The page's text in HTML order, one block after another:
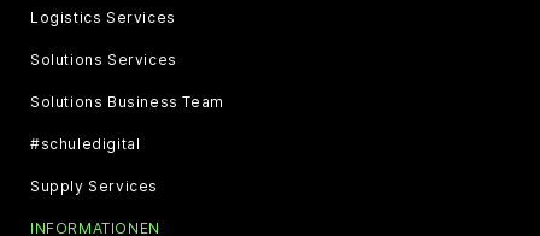
Logistics Services
Solutions Services
Solutions Business Team
#schuledigital
Supply Services
INFORMATIONEN